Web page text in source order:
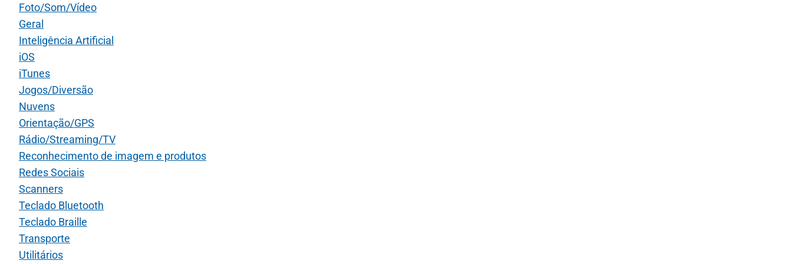
Foto/Som/Vídeo
Geral
Inteligência Artificial
iOS
iTunes
Jogos/Diversão
Nuvens
Orientação/GPS
Rádio/Streaming/TV
Reconhecimento de imagem e produtos
Redes Sociais
Scanners
Teclado Bluetooth
Teclado Braille
Transporte
Utilitários